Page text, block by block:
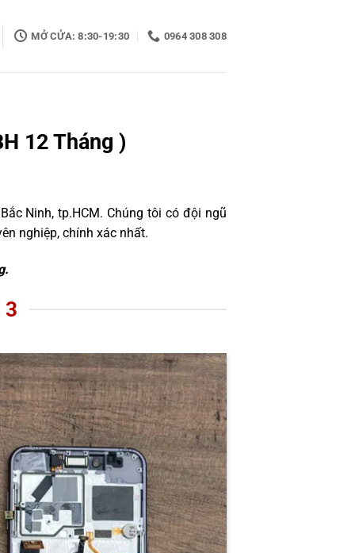
MỞ CỬA: 8:30-19:30 0964 308 308
12 Tháng )
Ninh, tp.HCM. Chúng tôi có đội ngũ
nghiệp, chính xác nhất.
3